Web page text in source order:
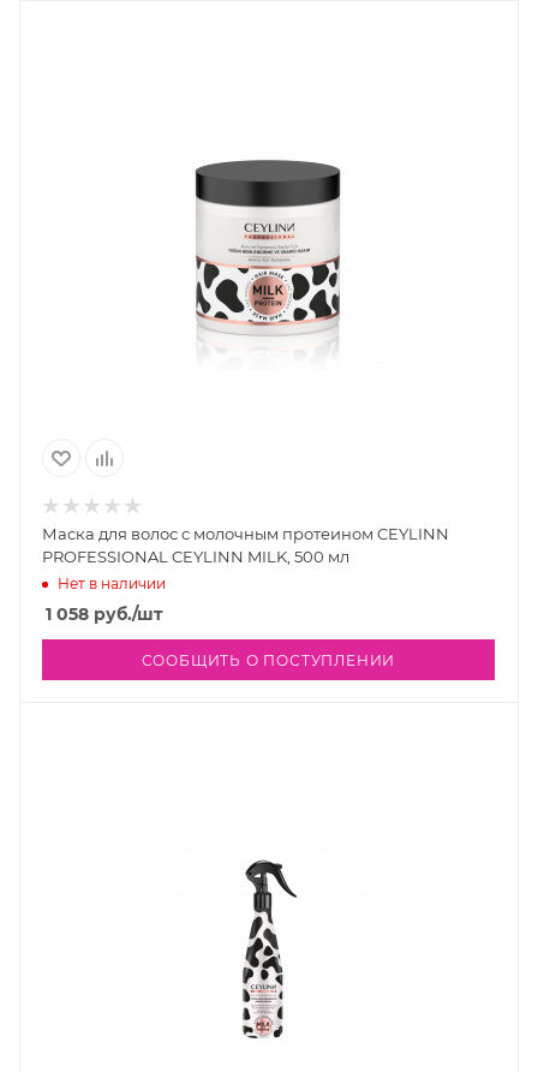
Маска для волос с молочным протеином CEYLINN
PROFESSIONAL CEYLINN MILK, 500 мл
Нет в наличии
1 058 руб./шт
СООБЩИТЬ О ПОСТУПЛЕНИИ